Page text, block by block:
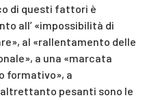
di questi fattori è
all’ «impossibilità di
al «rallentamento delle
a una «marcata
formativo», a
pesanti sono le